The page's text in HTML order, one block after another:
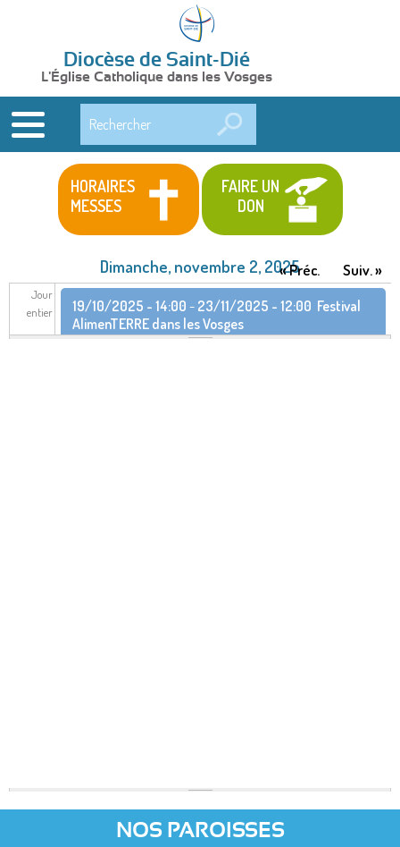
Diocèse de Saint-Dié
L'Église Catholique dans les Vosges
HORAIRES
MESSES
FAIRE UN
DON
Dimanche, novembre 2, 2025« Préc. Suiv. »
Jour
entier
19/10/2025 - 14:00 - 23/11/2025 - 12:00 Festival
AlimenTERRE dans les Vosges
NOS PAROISSES